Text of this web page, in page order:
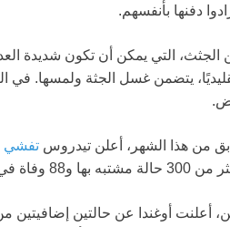
دفنها بأنفسهم.
الجثث، التي يمكن أن تكون شديدة
يتضمن غسل الجثة ولمسها. في
من هذا الشهر، أعلن تيدروس تفشي
ووفاتين في أوغندا المجاورة.
أعلنت أوغندا عن حالتين إضافيتين